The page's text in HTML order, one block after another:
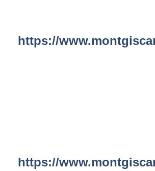
https://
https://